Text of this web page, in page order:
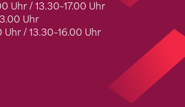
Uhr / 13.30–17.00 Uhr
Uhr
Uhr / 13.30–16.00 Uhr